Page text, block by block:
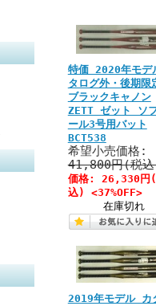
特価 2020年モデ
タログ外・後期限
ブラックキャノン
ZETT ゼット ソ
ール3号用バット
BCT538
希望小売価格:
41,800円(税
価格: 26,330円
込) <37%OFF>
在庫切れ
2019年モデル カ